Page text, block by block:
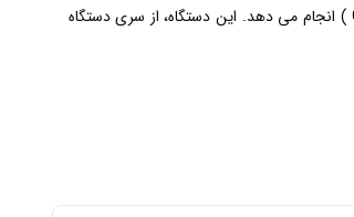
کارتخوان سیار کسلز M2 از سری دستگاهای کارتخوان سیار است که از طریق سیم کارت به شبکه بانکی متصل شده و تراکنش را با استفاده از اینترنت مبتنی بر سیم کارت ( GPRS ) انجام می دهد. این دستگاه، از سری دستگاه